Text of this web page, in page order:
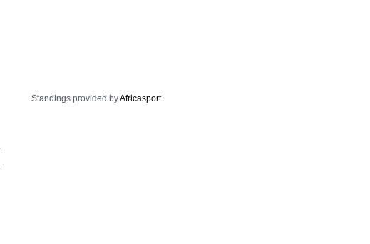
Standings provided byAfricasport